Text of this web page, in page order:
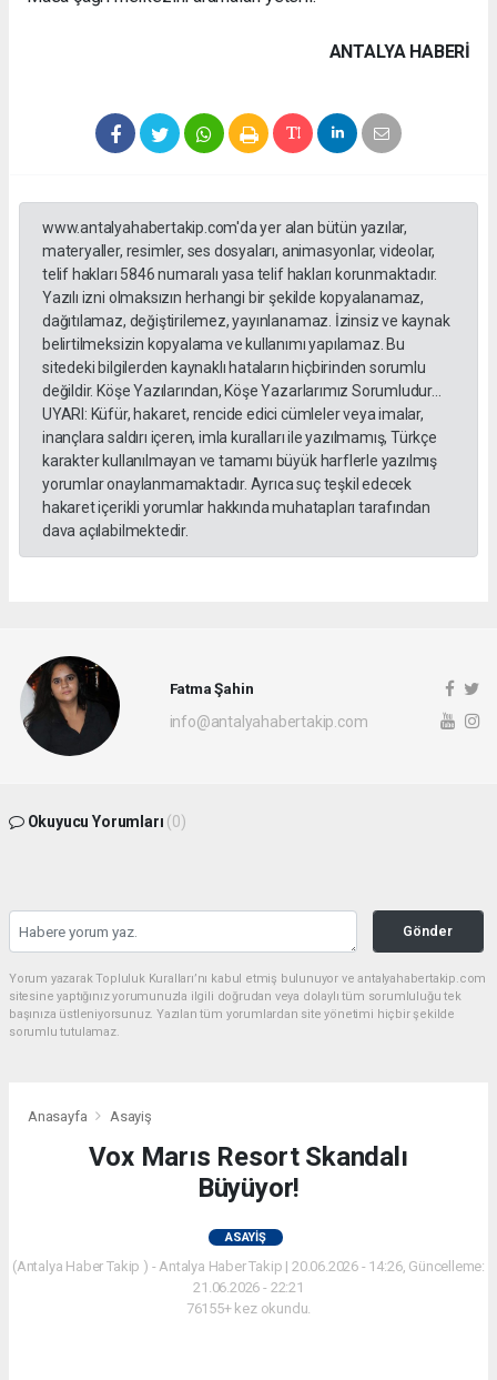
ANTALYA HABERİ
www.antalyahabertakip.com'da yer alan bütün yazılar,
materyaller, resimler, ses dosyaları, animasyonlar, videolar,
telif hakları 5846 numaralı yasa telif hakları korunmaktadır.
Yazılı izni olmaksızın herhangi bir şekilde kopyalanamaz,
dağıtılamaz, değiştirilemez, yayınlanamaz. İzinsiz ve kaynak
belirtilmeksizin kopyalama ve kullanımı yapılamaz. Bu
sitedeki bilgilerden kaynaklı hataların hiçbirinden sorumlu
değildir. Köşe Yazılarından, Köşe Yazarlarımız Sorumludur...
UYARI: Küfür, hakaret, rencide edici cümleler veya imalar,
inançlara saldırı içeren, imla kuralları ile yazılmamış, Türkçe
karakter kullanılmayan ve tamamı büyük harflerle yazılmış
yorumlar onaylanmamaktadır. Ayrıca suç teşkil edecek
hakaret içerikli yorumlar hakkında muhatapları tarafından
dava açılabilmektedir.
Fatma Şahin
info@antalyahabertakip.com
Okuyucu Yorumları (0)
Gönder
Yorum yazarak Topluluk Kuralları’nı kabul etmiş bulunuyor ve antalyahabertakip.com
sitesine yaptığınız yorumunuzla ilgili doğrudan veya dolaylı tüm sorumluluğu tek
başınıza üstleniyorsunuz. Yazılan tüm yorumlardan site yönetimi hiçbir şekilde
sorumlu tutulamaz.
Anasayfa Asayiş
Vox Marıs Resort Skandalı
Büyüyor!
ASAYIŞ
(Antalya Haber Takip ) - Antalya Haber Takip | 20.06.2026 - 14:26, Güncelleme:
21.06.2026 - 22:21
76155+ kez okundu.